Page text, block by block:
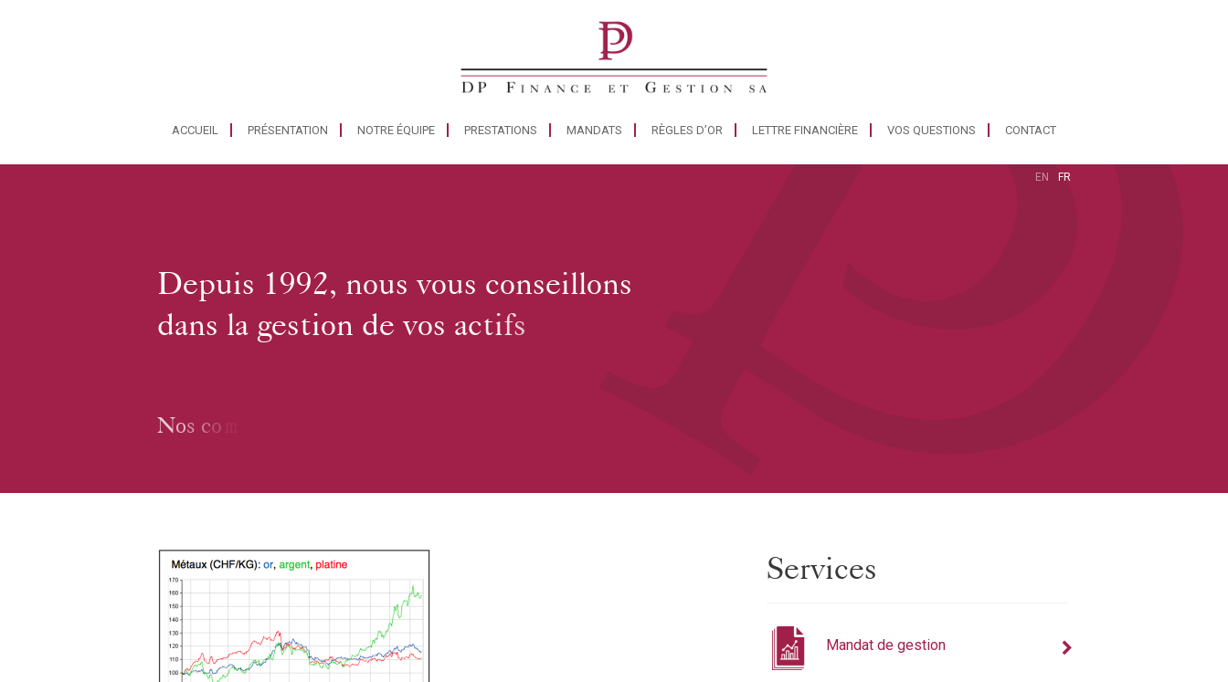
ACCUEIL PRÉSENTATION NOTRE ÉQUIPE PRESTATIONS MANDATS RÈGLES D’OR LETTRE FINANCIÈRE VOS QUESTIONS CONTACT
FR
EN
Services
Mandat de gestion